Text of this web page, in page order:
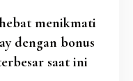
menikmati
dengan bonus
saat ini